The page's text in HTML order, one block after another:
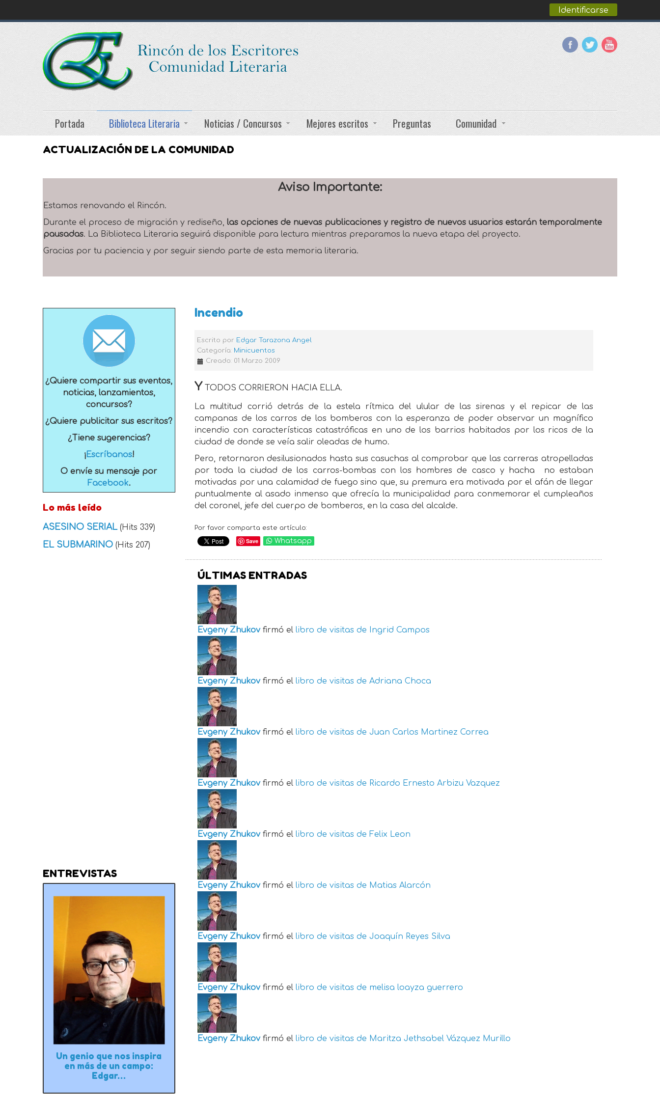
Identificarse
Portada Biblioteca Literaria Noticias / Concursos Mejores escritos Preguntas Comunidad
ACTUALIZACIÓN DE LA COMUNIDAD
Aviso Importante:
Estamos renovando el Rincón.
Durante el proceso de migración y rediseño, las opciones de nuevas publicaciones y registro de nuevos usuarios estarán temporalmente
pausadas. La Biblioteca Literaria seguirá disponible para lectura mientras preparamos la nueva etapa del proyecto.
Gracias por tu paciencia y por seguir siendo parte de esta memoria literaria.
Incendio
Escrito por Edgar Tarazona Angel
Categoría: Minicuentos
Creado: 01 Marzo 2009
Y TODOS CORRIERON HACIA ELLA.
La multitud corrió detrás de la estela rítmica del ulular de las sirenas y el repicar de las
campanas de los carros de los bomberos con la esperanza de poder observar un magnífico
incendio con características catastróficas en uno de los barrios habitados por los ricos de la
ciudad de donde se veía salir oleadas de humo.
Pero, retornaron desilusionados hasta sus casuchas al comprobar que las carreras atropelladas
por toda la ciudad de los carros-bombas con los hombres de casco y hacha
no estaban
motivadas por una calamidad de fuego sino que, su premura era motivada por el afán de llegar
puntualmente al asado inmenso que ofrecía la municipalidad para conmemorar el cumpleaños
del coronel, jefe del cuerpo de bomberos, en la casa del alcalde.
Por favor comparta este artículo:
Save Whatsapp
ÚLTIMAS ENTRADAS
Evgeny Zhukov firmó el libro de visitas de Ingrid Campos
Evgeny Zhukov firmó el libro de visitas de Adriana Choca
Evgeny Zhukov firmó el libro de visitas de Juan Carlos Martinez Correa
Evgeny Zhukov firmó el libro de visitas de Ricardo Ernesto Arbizu Vazquez
Evgeny Zhukov firmó el libro de visitas de Felix Leon
Evgeny Zhukov firmó el libro de visitas de Matias Alarcón
Evgeny Zhukov firmó el libro de visitas de Joaquín Reyes Silva
Evgeny Zhukov firmó el libro de visitas de melisa loayza guerrero
Evgeny Zhukov firmó el libro de visitas de Maritza Jethsabel Vázquez Murillo
¿Quiere compartir sus eventos,
noticias, lanzamientos,
concursos?
¿Quiere publicitar sus escritos?
¿Tiene sugerencias?
¡Escríbanos!
O envíe su mensaje por
Facebook.
Lo más leído
ASESINO SERIAL (Hits 339)
EL SUBMARINO (Hits 207)
ENTREVISTAS
Un genio que nos inspira
en más de un campo:
Edgar…